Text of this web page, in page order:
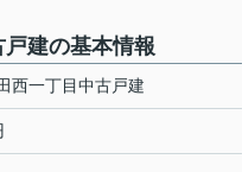
建の基本情報
西一丁目中古戸建